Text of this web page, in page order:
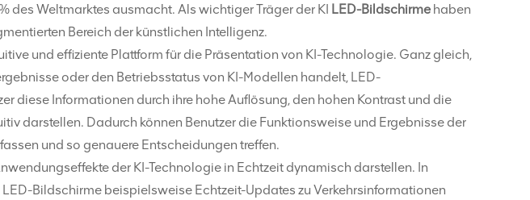
des Weltmarktes ausmacht. Als wichtiger Träger der KI LED-Bildschirme haben
Bereich der künstlichen Intelligenz.
und effiziente Plattform für die Präsentation von KI-Technologie. Ganz gleich,
oder den Betriebsstatus von KI-Modellen handelt, LED-
diese Informationen durch ihre hohe Auflösung, den hohen Kontrast und die
darstellen. Dadurch können Benutzer die Funktionsweise und Ergebnisse der
und so genauere Entscheidungen treffen.
der KI-Technologie in Echtzeit dynamisch darstellen. In
Bildschirme beispielsweise Echtzeit-Updates zu Verkehrsinformationen